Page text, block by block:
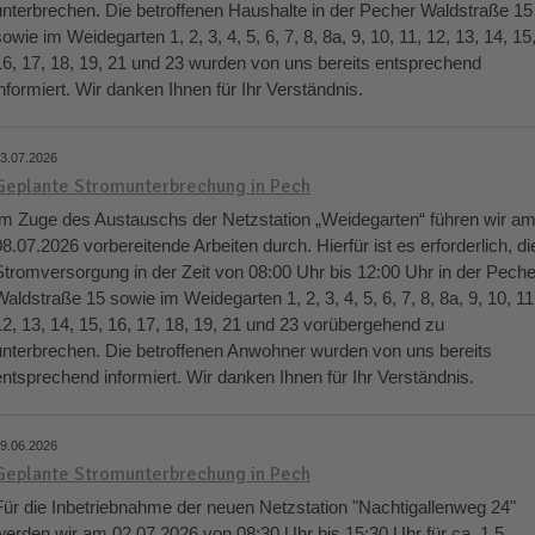
Die betroffenen Haushalte in der Pecher Waldstraße 15
im Weidegarten 1, 2, 3, 4, 5, 6, 7, 8, 8a, 9, 10, 11, 12, 13, 14, 15,
17, 18, 19, 21 und 23 wurden von uns bereits entsprechend
Wir danken Ihnen für Ihr Verständnis.
Stromunterbrechung in Pech
Zuge des Austauschs der Netzstation „Weidegarten“ führen wir am
vorbereitende Arbeiten durch. Hierfür ist es erforderlich,
in der Zeit von 08:00 Uhr bis 12:00 Uhr in der
15 sowie im Weidegarten 1, 2, 3, 4, 5, 6, 7, 8, 8a, 9, 10,
13, 14, 15, 16, 17, 18, 19, 21 und 23 vorübergehend zu
Die betroffenen Anwohner wurden von uns bereits
informiert. Wir danken Ihnen für Ihr Verständnis.
Stromunterbrechung in Pech
die Inbetriebnahme der neuen Netzstation "Nachtigallenweg 24"